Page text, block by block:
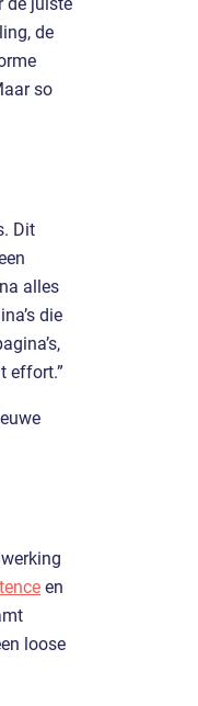
de
so
Dit
alles
die
effort.”
en
loose